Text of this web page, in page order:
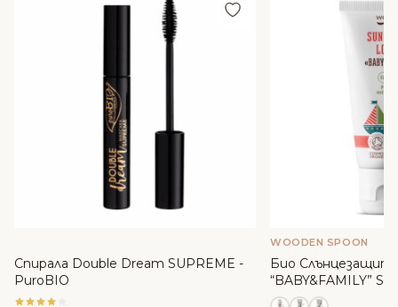
Добави в любими
Спирала Double Dream SUPREME -
PuroBIO
WOODEN SPOON
Био
“BABY&FAMILY”
WoodenSpoon